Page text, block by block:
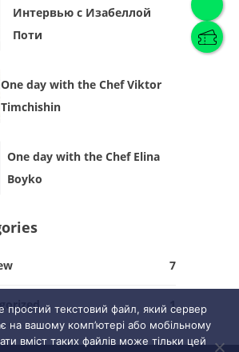
Интервью с Изабеллой
Поти
One day with the Chef Viktor
Timchishin
One day with the Chef Elina
Boyko
7
1
текстовий файл, який сервер
на вашому комп’ютері або мобільному
вміст таких файлів може тільки цей